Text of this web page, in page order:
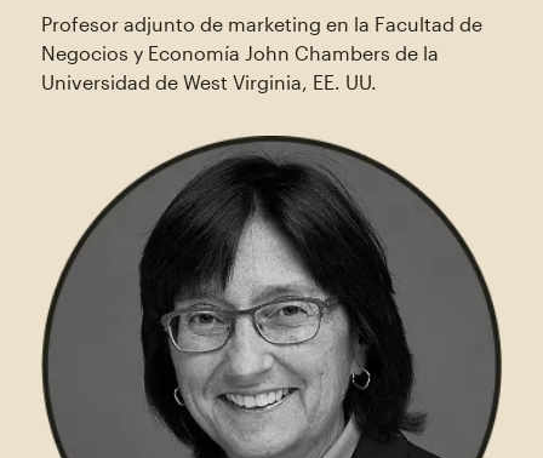
Profesor adjunto de marketing en la Facultad de
Negocios y Economía John Chambers de la
Universidad de West Virginia, EE. UU.